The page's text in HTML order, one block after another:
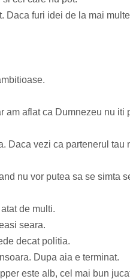
Daca furi idei de la mai
aflat ca Dumnezeu nu iti
Daca vezi ca partenerul tau
nu vor putea sa se simta
de multi.
seara.
decat politia.
Dupa aia e terminat.
este alb, cel mai bun